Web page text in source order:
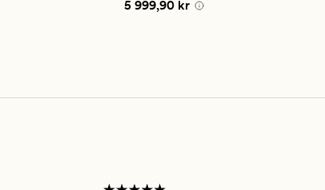
på
Pris 5 999,90 kr
5 999,90 kr